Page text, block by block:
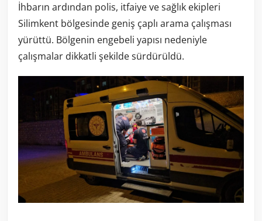
İhbarın ardından polis, itfaiye ve sağlık ekipleri
Silimkent bölgesinde geniş çaplı arama çalışması
yürüttü. Bölgenin engebeli yapısı nedeniyle
çalışmalar dikkatli şekilde sürdürüldü.